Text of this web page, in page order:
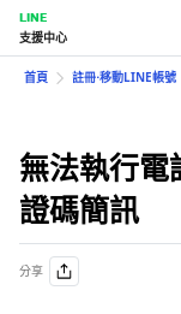
LINE
支援中心
首頁 註冊⋅移動LINE帳號
無法執行電
證碼簡訊
分享